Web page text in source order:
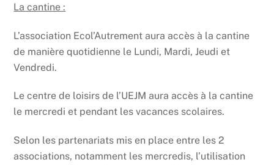
La cantine :
L’association Ecol’Autrement aura accès à la cantine
de manière quotidienne le Lundi, Mardi, Jeudi et
Vendredi.
Le centre de loisirs de l’UEJM aura accès à la cantine
le mercredi et pendant les vacances scolaires.
Selon les partenariats mis en place entre les 2
associations, notamment les mercredis, l’utilisation